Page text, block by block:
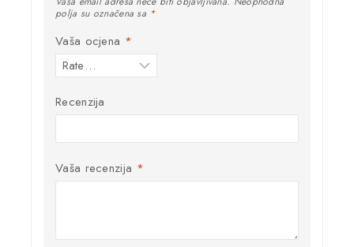
polja su označena sa *
Vaša ocjena *
Recenzija
Vaša recenzija *